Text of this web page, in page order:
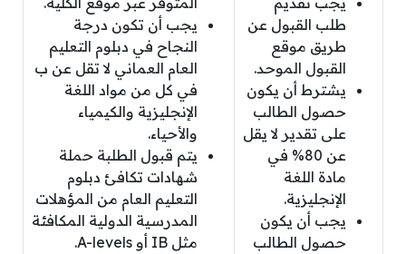
طلب القبول عن
طريق موقع
القبول الموحد.
يشترط أن يكون
حصول الطالب
على تقدير لا يقل
عن 80% في
مادة اللغة
الإنجليزية.
يجب أن يكون
حصول الطالب
يجب أن تكون درجة
النجاح في دبلوم التعليم
العام العماني لا تقل عن ب
في كل من مواد اللغة
الإنجليزية والكيمياء
والأحياء.
يتم قبول الطلبة حملة
شهادات تكافئ دبلوم
التعليم العام من المؤهلات
المدرسية الدولية المكافئة
مثل IB أو A-levels.